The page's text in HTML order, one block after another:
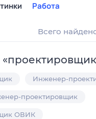
Работа
Всего
«проектировщик
Инженер-
проектировщик
ОВИК